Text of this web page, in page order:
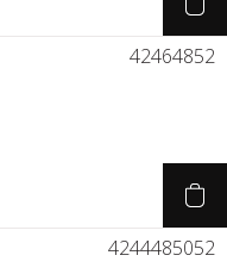
42464852
4244485052